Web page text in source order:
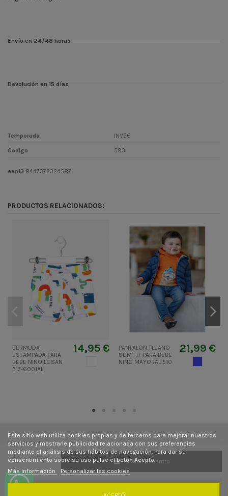
Añadir al carrito
Envío en 24/48 horas
Devolución en 15 días
Temporada INV26
Codigo 593
ean13 8447372324587
PRODUCTOS RELACIONADOS:
BERMUDA
ESTAMPADA PARA
BEBE NIÑO LOSAN
317-6001AL
14,95 €
PANTALON TEJANO
SLIM FIT PARA BEBE
NIÑO MAYORAL 510
21,99 €
Laura&Carla
Este sitio web utiliza cookies propias y de terceros para mejorar nuestros
servicios y mostrarle publicidad relacionada con sus preferencias
mediante el análisis de sus hábitos de navegación. Para dar su
consentimiento sobre su uso pulse el botón Acepto.
Más información
Personalizar las cookies